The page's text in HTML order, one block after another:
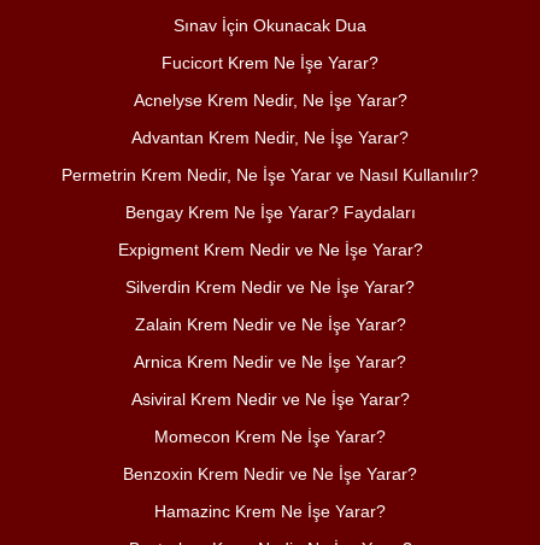
Sınav İçin Okunacak Dua
Fucicort Krem Ne İşe Yarar?
Acnelyse Krem Nedir, Ne İşe Yarar?
Advantan Krem Nedir, Ne İşe Yarar?
Permetrin Krem Nedir, Ne İşe Yarar ve Nasıl Kullanılır?
Bengay Krem Ne İşe Yarar? Faydaları
Expigment Krem Nedir ve Ne İşe Yarar?
Silverdin Krem Nedir ve Ne İşe Yarar?
Zalain Krem Nedir ve Ne İşe Yarar?
Arnica Krem Nedir ve Ne İşe Yarar?
Asiviral Krem Nedir ve Ne İşe Yarar?
Momecon Krem Ne İşe Yarar?
Benzoxin Krem Nedir ve Ne İşe Yarar?
Hamazinc Krem Ne İşe Yarar?